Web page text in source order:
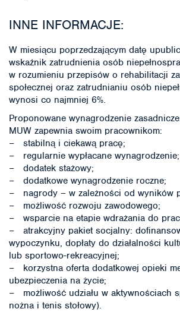
INNE INFORMACJE:
W miesiącu poprzedzającym datę
wskaźnik zatrudnienia osób
w rozumieniu przepisów o rehabilitacji
społecznej oraz zatrudnianiu osób
wynosi co najmniej 6%.
Proponowane wynagrodzenie
MUW zapewnia swoim pracownikom:
− stabilną i ciekawą pracę;
− regularnie wypłacane wynagrodzenie;
− dodatek stażowy;
− dodatkowe wynagrodzenie roczne;
− nagrody – w zależności od wyników
− możliwość rozwoju zawodowego;
− wsparcie na etapie wdrażania do
− atrakcyjny pakiet socjalny:
wypoczynku, dopłaty do działalności
lub sportowo-rekreacyjnej;
− korzystna oferta dodatkowej opieki
ubezpieczenia na życie;
− możliwość udziału w aktywnościach
nożna i tenis stołowy).